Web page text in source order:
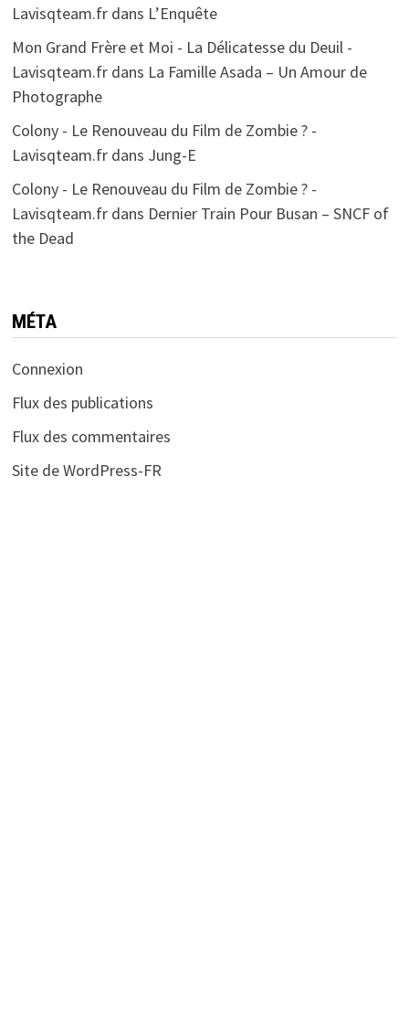
Lavisqteam.frdans L’Enquête
Mon Grand Frère et Moi - La Délicatesse du Deuil -
Lavisqteam.frdans La Famille Asada – Un Amour de
Photographe
Colony - Le Renouveau du Film de Zombie ? -
Lavisqteam.frdans Jung-E
Colony - Le Renouveau du Film de Zombie ? -
Lavisqteam.frdans Dernier Train Pour Busan – SNCF of
the Dead
MÉTA
Connexion
Flux des publications
Flux des commentaires
Site de WordPress-FR